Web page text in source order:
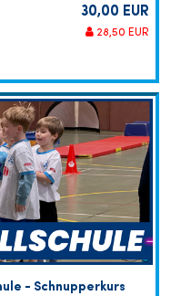
30,00 EUR
28,50 EUR
- Schnupperkurs